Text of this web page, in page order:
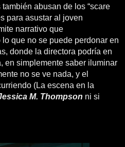
abusan de los “scare
para asustar al joven
narrativo que
que no se puede perdonar en
donde la directora podría en
en simplemente saber iluminar
no se ve nada, y el
(La escena en la
M. Thompson ni si